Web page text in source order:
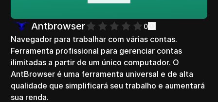
Antbrowser 0
Navegador para trabalhar com várias contas.
Ferramenta profissional para gerenciar contas
ilimitadas a partir de um único computador. O
AntBrowser é uma ferramenta universal e de alta
qualidade que simplificará seu trabalho e aumentará
sua renda.